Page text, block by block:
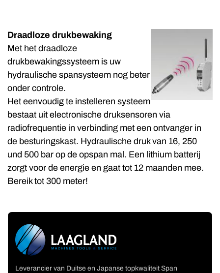
Draadloze drukbewaking
Met het draadloze
drukbewakingssysteem is uw
hydraulische spansysteem nog beter
onder controle.
Het eenvoudig te instelleren systeem
bestaat uit electronische druksensoren via
radiofrequentie in verbinding met een ontvanger in
de besturingskast. Hydraulische druk van 16, 250
und 500 bar op de opspan mal. Een lithium batterij
zorgt voor de energie en gaat tot 12 maanden mee.
Bereik tot 300 meter!
Leverancier van Duitse en Japanse topkwaliteit Span